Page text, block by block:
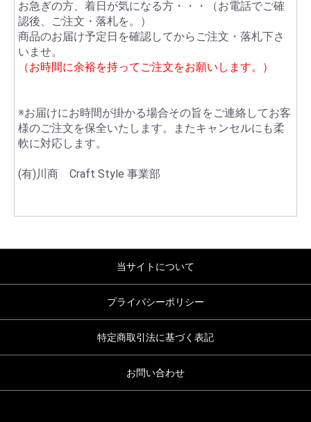
お急ぎの方、着日が気になる方・・・（お電話でご確
認後、ご注文・落札を。）
商品のお届け予定日を確認してからご注文・落札下さ
いませ。
（お時間に余裕を持ってご注文をお願いします。）
※お届けにお時間が掛かる場合その旨をご連絡してお客
様のご注文を保全いたします。またキャンセルにも柔
軟に対応します。
(有)川商 Craft Style 事業部
当サイトについて
プライバシーポリシー
特定商取引法に基づく表記
お問い合わせ